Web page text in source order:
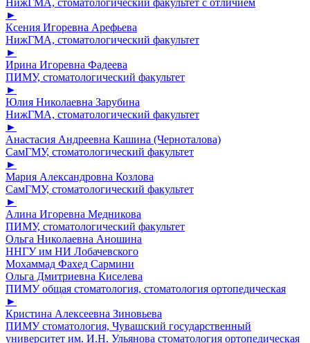
►
Ксения Игоревна Арефьева
НижГМА, стоматологический факультет
►
Ирина Игоревна Фадеева
ПИМУ, стоматологический факультет
►
Юлия Николаевна Зарубина
НижГМА, стоматологический факультет
►
Анастасия Андреевна Кашина (Черноталова)
СамГМУ, стоматологический факультет
►
Мария Александровна Козлова
СамГМУ, стоматологический факультет
►
Алина Игоревна Медникова
ПИМУ, стоматологический факультет
Ольга Николаевна Аношина
ННГУ им НИ Лобачевского
Мохаммад Фахед Сармини
Ольга Дмитриевна Киселева
ПИМУ общая стоматология, стоматология ортопедическая
►
Кристина Алексеевна Зиновьева
ПИМУ стоматология, Чувашский государственный
университет им. И.Н. Ульянова стоматология ортопедическая